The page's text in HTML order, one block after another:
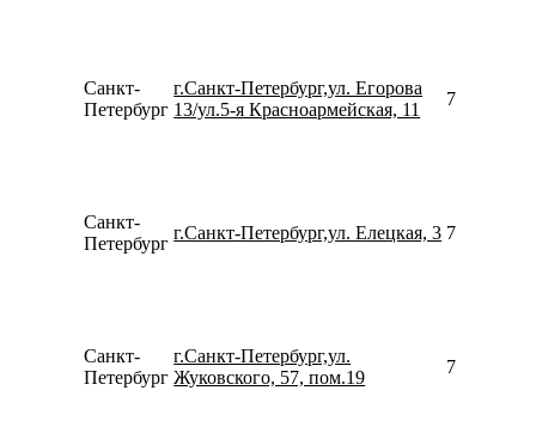
Санкт-
Петербург
г.Санкт-Петербург,ул. Егорова
13/ул.5-я Красноармейская, 11
Санкт-
Петербург
г.Санкт-Петербург,ул. Елецкая, 3
Санкт-
Петербург
г.Санкт-Петербург,ул.
Жуковского, 57, пом.19